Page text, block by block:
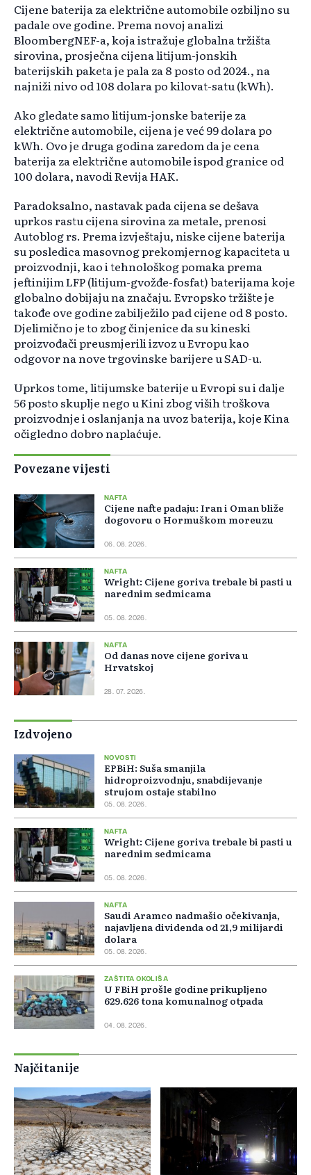
Cijene baterija za električne automobile ozbiljno su
padale ove godine. Prema novoj analizi
BloombergNEF-a, koja istražuje globalna tržišta
sirovina, prosječna cijena litijum-jonskih
baterijskih paketa je pala za 8 posto od 2024., na
najniži nivo od 108 dolara po kilovat-satu (kWh).
Ako gledate samo litijum-jonske baterije za
električne automobile, cijena je već 99 dolara po
kWh. Ovo je druga godina zaredom da je cena
baterija za električne automobile ispod granice od
100 dolara, navodi Revija HAK.
Paradoksalno, nastavak pada cijena se dešava
uprkos rastu cijena sirovina za metale, prenosi
Autoblog rs. Prema izvještaju, niske cijene baterija
su posledica masovnog prekomjernog kapaciteta u
proizvodnji, kao i tehnološkog pomaka prema
jeftinijim LFP (litijum-gvožđe-fosfat) baterijama koje
globalno dobijaju na značaju. Evropsko tržište je
takođe ove godine zabilježilo pad cijene od 8 posto.
Djelimično je to zbog činjenice da su kineski
proizvođači preusmjerili izvoz u Evropu kao
odgovor na nove trgovinske barijere u SAD-u.
Uprkos tome, litijumske baterije u Evropi su i dalje
56 posto skuplje nego u Kini zbog viših troškova
proizvodnje i oslanjanja na uvoz baterija, koje Kina
očigledno dobro naplaćuje.
Povezane vijesti
NAFTA
Cijene nafte padaju: Iran i Oman bliže
dogovoru o Hormuškom moreuzu
06. 08. 2026.
NAFTA
Wright: Cijene goriva trebale bi pasti u
narednim sedmicama
05. 08. 2026.
NAFTA
Od danas nove cijene goriva u
Hrvatskoj
28. 07. 2026.
Izdvojeno
NOVOSTI
EPBiH: Suša smanjila
hidroproizvodnju, snabdijevanje
strujom ostaje stabilno
05. 08. 2026.
NAFTA
Wright: Cijene goriva trebale bi pasti u
narednim sedmicama
05. 08. 2026.
NAFTA
Saudi Aramco nadmašio očekivanja,
najavljena dividenda od 21,9 milijardi
dolara
05. 08. 2026.
ZAŠTITA OKOLIŠA
U FBiH prošle godine prikupljeno
629.626 tona komunalnog otpada
04. 08. 2026.
Najčitanije